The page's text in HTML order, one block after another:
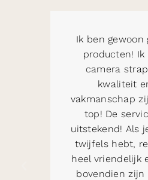
Ik ben gewoon
producten! Ik
camera
kwaliteit
vakmanschap
top! De
uitstekend! Als
twijfels hebt,
heel vriendelijk
bovendien zijn